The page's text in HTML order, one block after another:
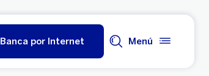
Banca por Internet Menú